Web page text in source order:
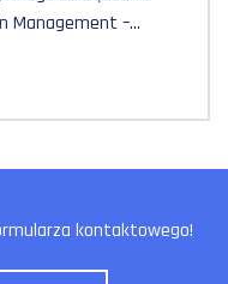
Management –
wykorzystaniem
kontaktowego!